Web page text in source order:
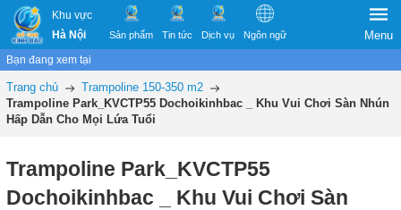
Khu vực
Hà Nội
Sản phẩm Tin tức Dịch vụ Ngôn ngữ Menu
Bạn đang xem tại
Trang chủ
Trampoline 150-350 m2
Trampoline Park_KVCTP55 Dochoikinhbac _ Khu Vui Chơi Sàn Nhún
Hấp Dẫn Cho Mọi Lứa Tuổi
Trampoline Park_KVCTP55
Dochoikinhbac _ Khu Vui Chơi Sàn